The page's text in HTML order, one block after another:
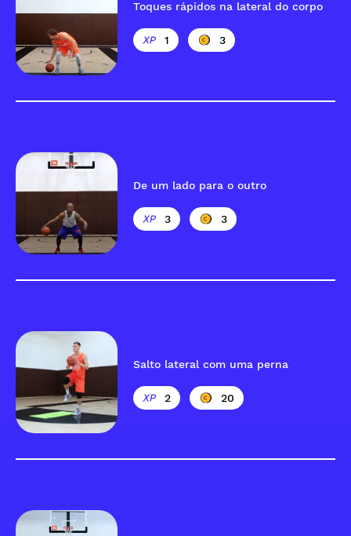
Toques rápidos na lateral do corpo
1 3
De um lado para o outro
3 3
Salto lateral com uma perna
2 20